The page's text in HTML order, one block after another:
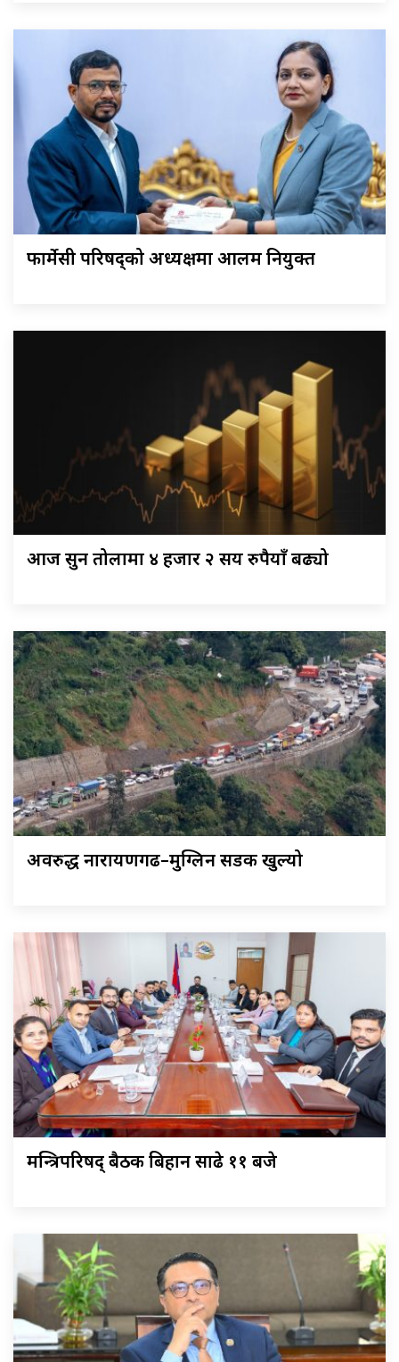
फार्मेसी परिषद्को अध्यक्षमा आलम नियुक्त
आज सुन तोलामा ४ हजार २ सय रुपैयाँ बढ्यो
अवरुद्ध नारायणगढ–मुग्लिन सडक खुल्यो
मन्त्रिपरिषद् बैठक बिहान साढे ११ बजे